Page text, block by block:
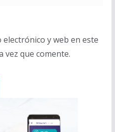
y web en este
vez que comente.